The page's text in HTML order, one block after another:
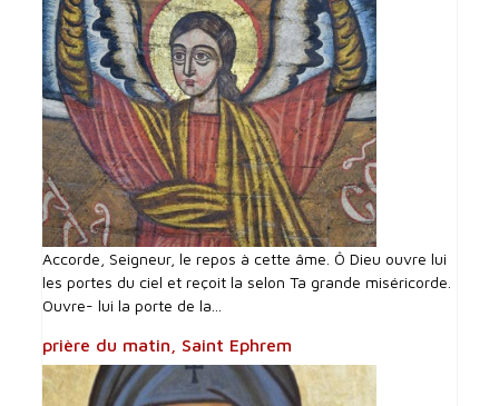
Accorde, Seigneur, le repos à cette âme. Ô Dieu ouvre lui
les portes du ciel et reçoit la selon Ta grande miséricorde.
Ouvre- lui la porte de la...
prière du matin, Saint Ephrem